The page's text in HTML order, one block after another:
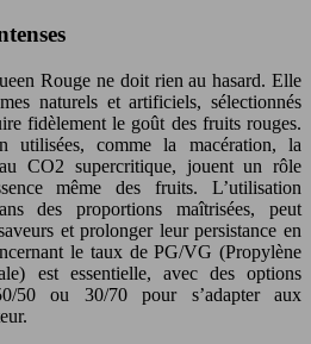
Rouge ne doit rien au hasard. Elle
naturels et artificiels, sélectionnés
fidèlement le goût des fruits rouges.
utilisées, comme la macération, la
CO2 supercritique, jouent un rôle
même des fruits. L’utilisation
des proportions maîtrisées, peut
et prolonger leur persistance en
le taux de PG/VG (Propylène
est essentielle, avec des options
50 ou 30/70 pour s’adapter aux